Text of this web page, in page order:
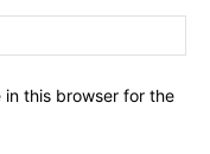
in this browser for the